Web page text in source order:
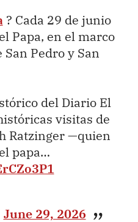
? Cada 29 de junio
Papa, en el marco
Pedro y San
del Diario El
visitas de
Ratzinger —quien
papa…
June 29, 2026